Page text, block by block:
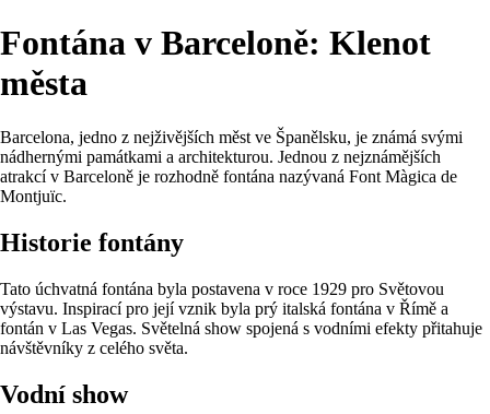
Fontána v Barceloně: Klenot
města
Barcelona, jedno z nejživějších měst ve Španělsku, je známá svými
nádhernými památkami a architekturou. Jednou z nejznámějších
atrakcí v Barceloně je rozhodně fontána nazývaná Font Màgica de
Montjuïc.
Historie fontány
Tato úchvatná fontána byla postavena v roce 1929 pro Světovou
výstavu. Inspirací pro její vznik byla prý italská fontána v Římě a
fontán v Las Vegas. Světelná show spojená s vodními efekty přitahuje
návštěvníky z celého světa.
Vodní show